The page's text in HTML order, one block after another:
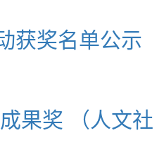
获奖名单公示
果奖 （人文社